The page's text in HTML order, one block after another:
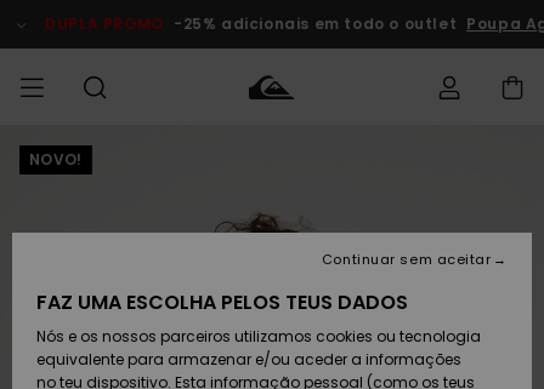
do
DUPLA PROMO -25% adicionais em todo o outlet Poupa
HOMEM
Calçado e
chinelos
MENINO
Calçado e
chinelos
MULHER
chegados
Highlights
SURF
Crianças
Highlights
Homem
Artigos
Criança
Criança
Outlet
Devoluções
Pagamento
NOVO!
FAZ UMA ESCOLHA PELOS TEUS DADOS
Nós e os nossos parceiros utilizamos cookies ou tecnologia
equivalente para armazenar e/ou aceder a informações
no teu dispositivo. Esta informação pessoal (como os teus
Continuar sem aceitar